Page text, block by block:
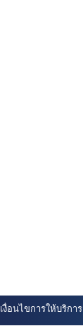
เงื่อนไขการให้บริการ